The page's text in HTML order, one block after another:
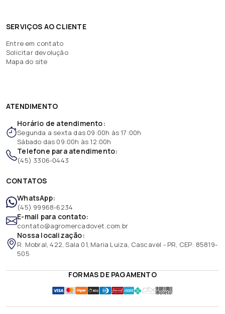
SERVIÇOS AO CLIENTE
Entre em contato
Solicitar devolução
Mapa do site
ATENDIMENTO
Horário de atendimento:
Segunda a sexta das 09:00h às 17:00h
Sábado das 09:00h às 12:00h
Telefone para atendimento:
(45) 3306-0443
CONTATOS
WhatsApp:
(45) 99968-6234
E-mail para contato:
contato@agromercadovet.com.br
Nossa localização:
R. Mobral, 422, Sala 01, Maria Luiza, Cascavel - PR, CEP: 85819-
505
FORMAS DE PAGAMENTO